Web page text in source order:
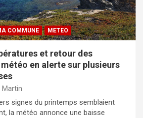
COMMUNE METEO
et retour des
en alerte sur plusieurs
Martin
signes du printemps semblaient
la météo annonce une baisse